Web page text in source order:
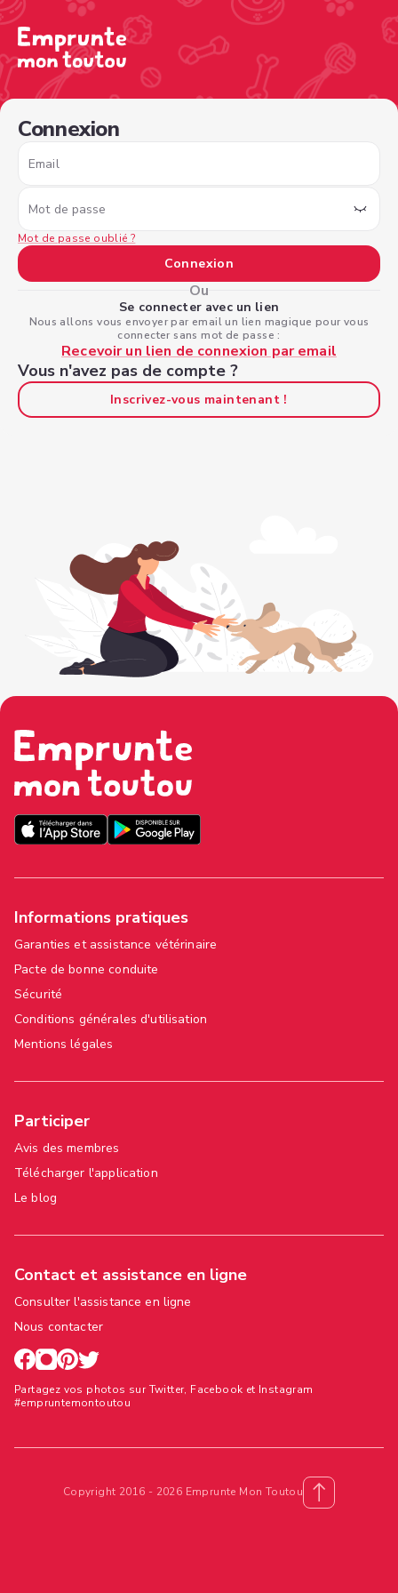
Connexion
Email
Mot de passe
Mot de passe oublié ?
Connexion
Ou
Se connecter avec un lien
Nous allons vous envoyer par email un lien magique pour vous
connecter sans mot de passe :
Recevoir un lien de connexion par email
Vous n'avez pas de compte ?
Inscrivez-vous maintenant !
Informations pratiques
Garanties et assistance vétérinaire
Pacte de bonne conduite
Sécurité
Conditions générales d'utilisation
Mentions légales
Participer
Avis des membres
Télécharger l'application
Le blog
Contact et assistance en ligne
Consulter l'assistance en ligne
Nous contacter
Partagez vos photos sur Twitter, Facebook et Instagram
#empruntemontoutou
Copyright 2016 - 2026 Emprunte Mon Toutou
/sign-in?nextPage=%2Fview-profile%2Fa487ba71-1b7d-